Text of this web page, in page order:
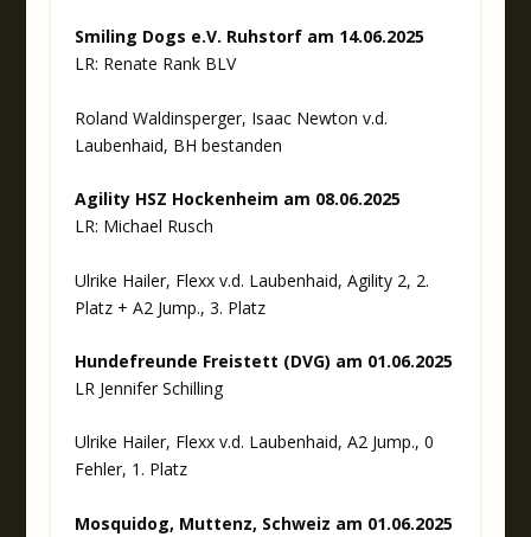
Smiling Dogs e.V. Ruhstorf am 14.06.2025
LR: Renate Rank BLV
Roland Waldinsperger, Isaac Newton v.d.
Laubenhaid, BH bestanden
Agility HSZ Hockenheim am 08.06.2025
LR: Michael Rusch
Ulrike Hailer, Flexx v.d. Laubenhaid, Agility 2, 2.
Platz + A2 Jump., 3. Platz
Hundefreunde Freistett (DVG) am 01.06.2025
LR Jennifer Schilling
Ulrike Hailer, Flexx v.d. Laubenhaid, A2 Jump., 0
Fehler, 1. Platz
Mosquidog, Muttenz, Schweiz am 01.06.2025